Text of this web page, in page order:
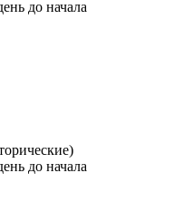
до начала
до начала